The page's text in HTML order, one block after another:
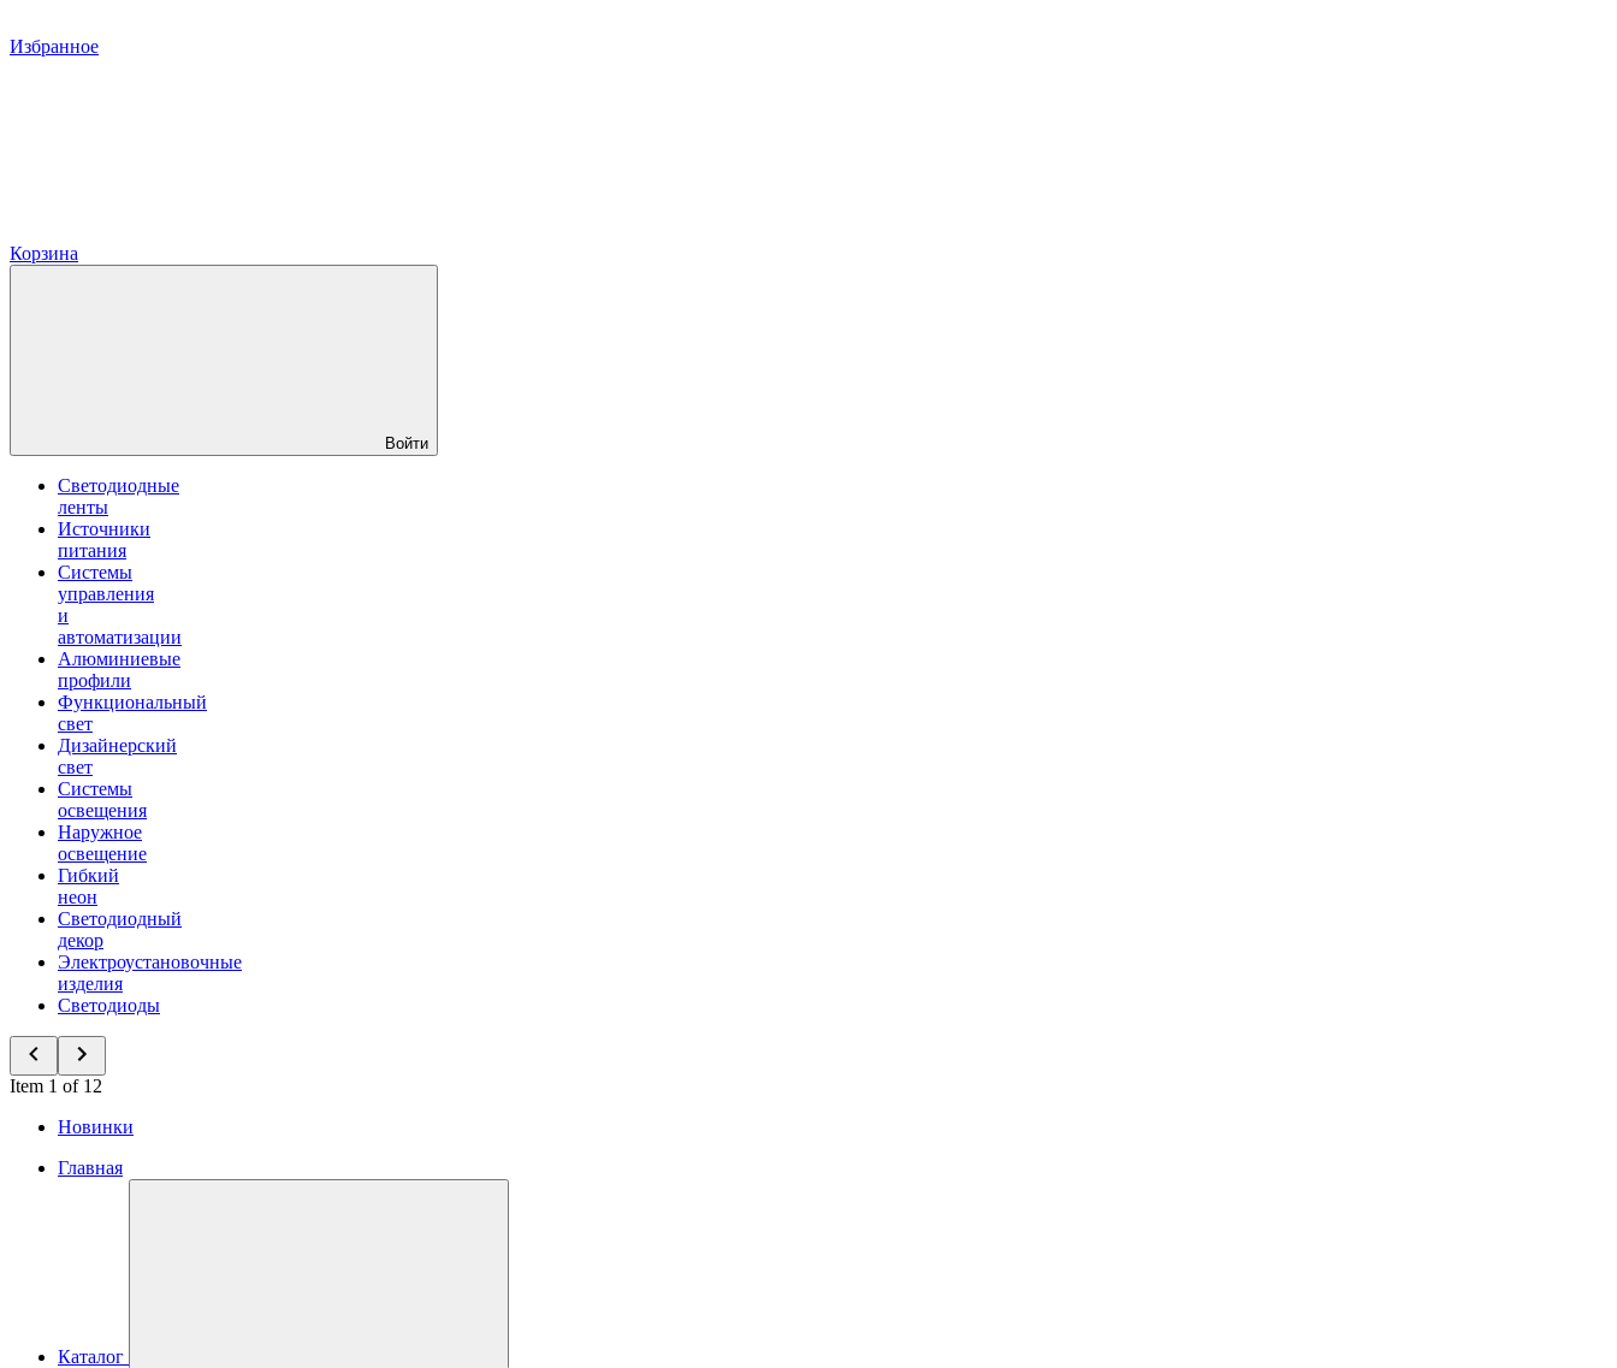
Избранное
Корзина
Войти
Светодиодные
ленты
Источники
питания
Системы
управления
и
автоматизации
Алюминиевые
профили
Функциональный
свет
Дизайнерский
свет
Системы
освещения
Наружное
освещение
Гибкий
неон
Светодиодный
декор
Электроустановочные
изделия
Светодиоды
Item 1 of 12
Новинки
Главная
Каталог